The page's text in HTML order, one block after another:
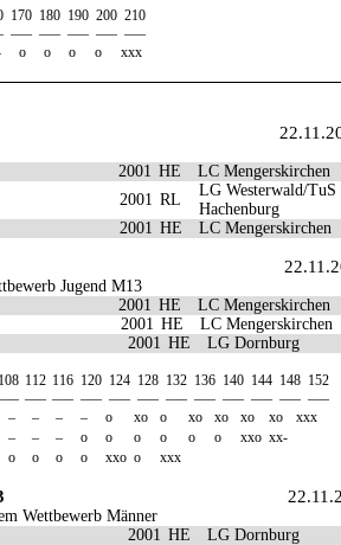
170 180 190 200 210
—– —– —– —– —–
o o o o xxx
2001 HE
LC Mengerskirchen
2001 RL
LG Westerwald/TuS
Hachenburg
2001 HE LC Mengerskirchen
Jugend M13
2001 HE
LC Mengerskirchen
2001 HE
LC Mengerskirchen
2001 HE LG Dornburg
108 112 116 120 124 128 132 136 140 144 148 152
—– —– —– —– —– —– —– —– —– —– —–
– – – – o xo o xo xo xo xo
xxx
– – – o o o o o o xxo xx-
o o o o xxo o xxx
Wettbewerb Männer
2001 HE LG Dornburg